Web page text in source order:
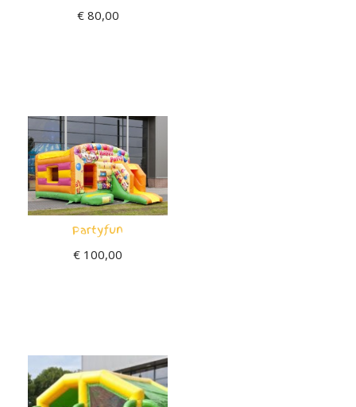
€80,00
Partyfun
€ 100,00